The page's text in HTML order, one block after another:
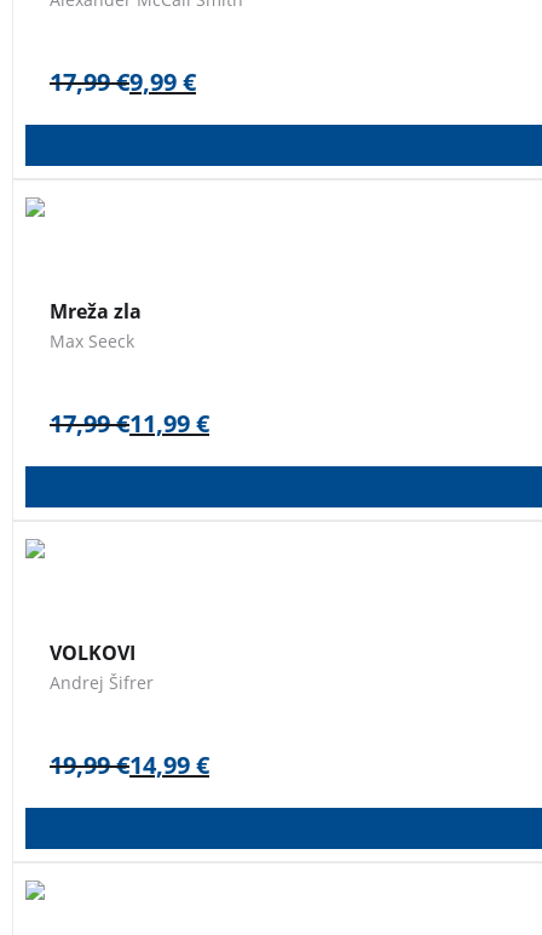
17,99€9,99€
Mreža zla
Max Seeck
17,99€11,99€
VOLKOVI
Andrej Šifrer
19,99€14,99€